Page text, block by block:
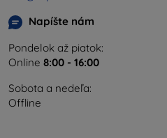
Napíšte nám
Pondelok až piatok:
Online 8:00 - 16:00
Sobota a nedeľa:
Offline